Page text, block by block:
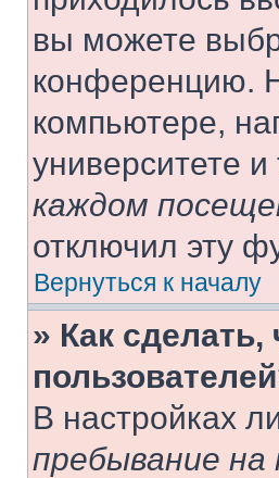
вы можете
конференцию.
компьютере,
университете
каждом
отключил эту
Вернуться к началу
» Как
В настройках
пребывание на